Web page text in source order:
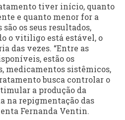
tiver início, quanto
e quanto menor for a
os seus resultados,
o vitiligo está estável, o
das vezes. “Entre as
estão os
medicamentos sistêmicos,
busca controlar o
a produção da
na repigmentação das
Fernanda Ventin.